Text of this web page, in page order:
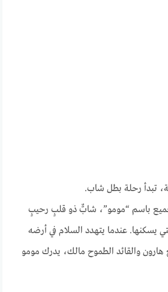
تبدأ رحلة بطل شاب.
باسم “مومو”، شابٌّ ذو قلبٍ رحيبٍ
يسكنها. عندما يتهدد السلام في أرضه
هارون والقائد الطموح مالك، يدرك مومو